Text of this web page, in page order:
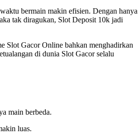
bermain makin efisien. Dengan hanya
tak diragukan, Slot Deposit 10k jadi
Slot Gacor Online bahkan menghadirkan
di dunia Slot Gacor selalu
main berbeda.
luas.